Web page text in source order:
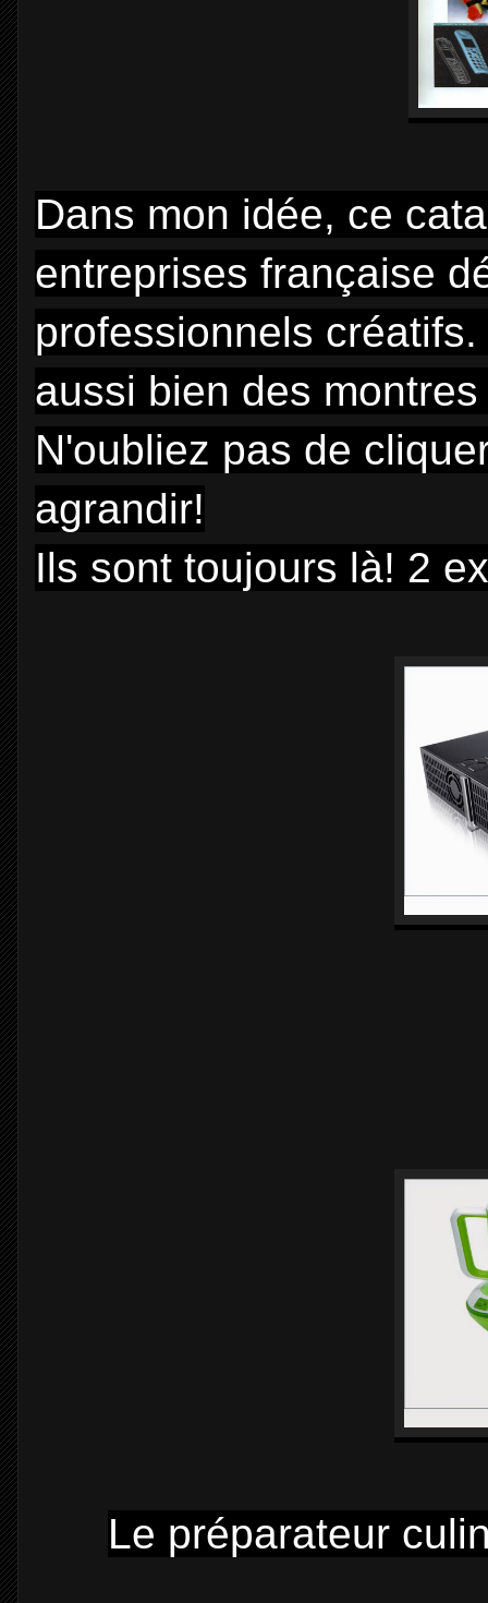
Dans mon idée, ce
entreprises française
professionnels
aussi bien des
N'oubliez pas de
agrandir!
Ils sont toujours là! 2
Le préparateur